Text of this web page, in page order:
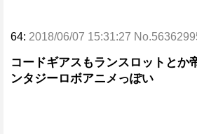
64: 2018/06/07 15:31:27
コードギアスもランスロットとか
ンタジーロボアニメっぽい